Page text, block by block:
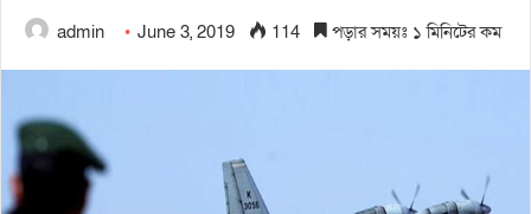
admin June 3, 2019 114 পড়ার সময়ঃ ১ মিনিটের কম